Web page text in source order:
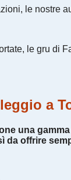
le nostre
le gru di
a
una
da offrire